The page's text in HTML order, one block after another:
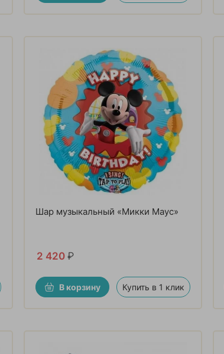
Шар музыкальный «Микки Маус»
2 420 ₽
В корзину Купить в 1 клик